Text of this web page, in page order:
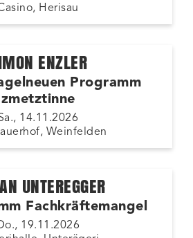
Herisau
ENZLER
Programm
zmetztinne
14.11.2026
Weinfelden
UNTEREGGER
Fachkräftemangel
19.11.2026